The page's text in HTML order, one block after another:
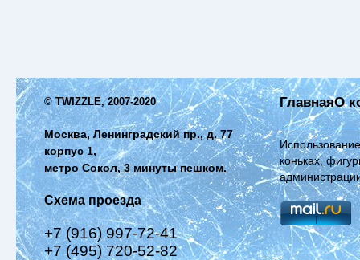
© TWIZZLE, 2007-2020
Москва, Ленинградский пр., д. 77
корпус 1,
метро Сокол, 3 минуты пешком.
Схема проезда
+7 (916) 997-72-41
+7 (495) 720-52-82
ГлавнаяО
коньках,